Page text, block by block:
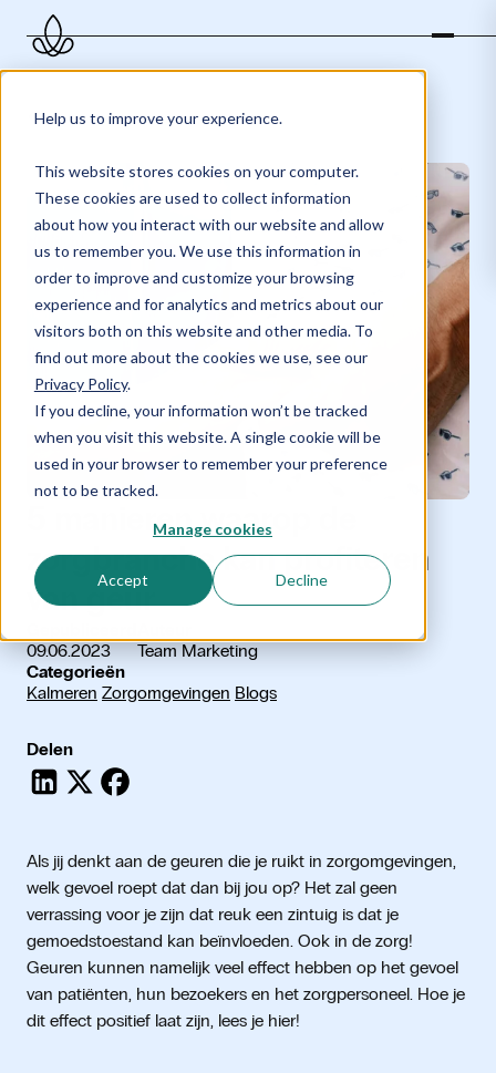
Help us to improve your experience.
This website stores cookies on your computer.
These cookies are used to collect information
about how you interact with our website and allow
us to remember you. We use this information in
order to improve and customize your browsing
experience and for analytics and metrics about our
visitors both on this website and other media. To
find out more about the cookies we use, see our
Privacy Policy.
If you decline, your information won’t be tracked
when you visit this website. A single cookie will be
used in your browser to remember your preference
not to be tracked.
Manage cookies
Accept Decline
Kalmeren
09.06.2023
Team Marketing
Categorieën
Kalmeren Zorgomgevingen Blogs
manierenwaarop
zorgbranche kanprofiteren
vangeur
Delen
Als jij denkt aan de geuren die je ruikt in zorgomgevingen,
welk gevoel roept dat dan bij jou op? Het zal geen
verrassing voor je zijn dat reuk een zintuig is dat je
gemoedstoestand kan beïnvloeden. Ook in de zorg!
Geuren kunnen namelijk veel effect hebben op het gevoel
van patiënten, hun bezoekers en het zorgpersoneel. Hoe je
dit effect positief laat zijn, lees je hier!